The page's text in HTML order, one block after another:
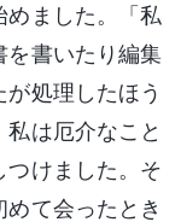
めました。「私
を書いたり編集
処理したほう
は厄介なこと
つけました。そ
て会ったとき